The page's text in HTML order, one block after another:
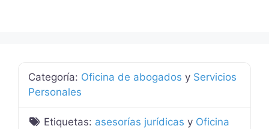
Categoría: Oficina de abogados y Servicios
Personales
Etiquetas: asesorías jurídicas y Oficina